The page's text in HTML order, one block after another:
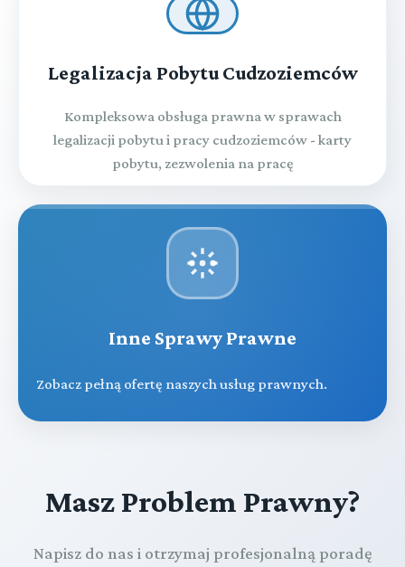
Legalizacja Pobytu Cudzoziemców
Kompleksowa obsługa prawna w sprawach
legalizacji pobytu i pracy cudzoziemców - karty
pobytu, zezwolenia na pracę
Inne Sprawy Prawne
Zobacz pełną ofertę naszych usług prawnych.
Masz Problem Prawny?
Napisz do nas i otrzymaj profesjonalną poradę